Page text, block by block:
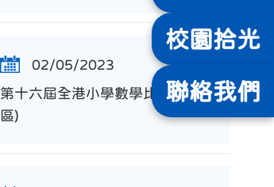
02/05/2023
第十六屆全港小學數學比賽(大埔
區)
校園拾光
聯絡我們